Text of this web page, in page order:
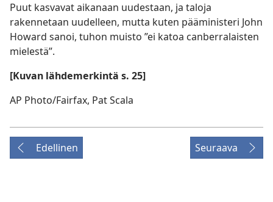
Puut kasvavat aikanaan uudestaan, ja taloja
rakennetaan uudelleen, mutta kuten pääministeri John
Howard sanoi, tuhon muisto ”ei katoa canberralaisten
mielestä”.
[Kuvan lähdemerkintä s. 25]
AP Photo/Fairfax, Pat Scala
Edellinen Seuraava